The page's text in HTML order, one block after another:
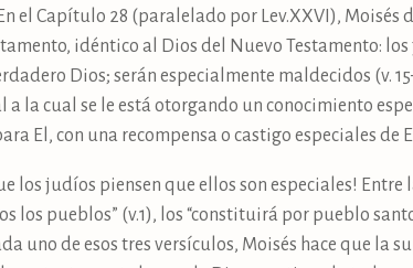
el Capítulo 28 (paralelado por Lev.XXVI), Moisés
idéntico al Dios del Nuevo Testamento:
Dios; serán especialmente maldecidos (v.
a la cual se le está otorgando un conocimiento
El, con una recompensa o castigo especiales de
los judíos piensen que ellos son especiales!
los pueblos” (v.1), los “constituirá por pueblo
uno de esos tres versículos, Moisés hace que